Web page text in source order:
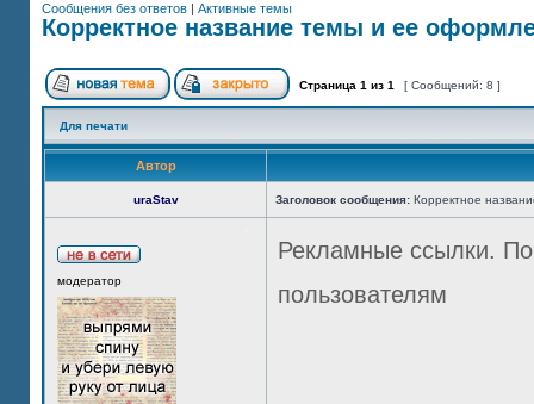
Сообщения без ответов | Активные темы
Корректное название темы и ее
Страница 1 из 1 [ Сообщений: 8 ]
Для печати
Автор
uraStav Заголовок сообщения: Корректное
модератор
Рекламные ссылки.
пользователям